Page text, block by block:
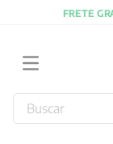
FRETE
Buscar